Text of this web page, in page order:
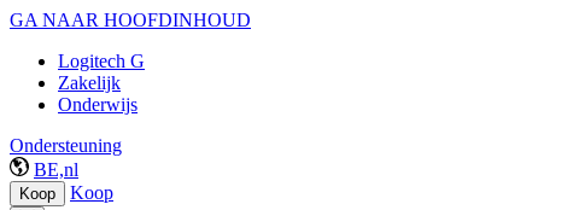
GA NAAR HOOFDINHOUD
Logitech G
Zakelijk
Onderwijs
Ondersteuning
BE,nl
Koop Koop